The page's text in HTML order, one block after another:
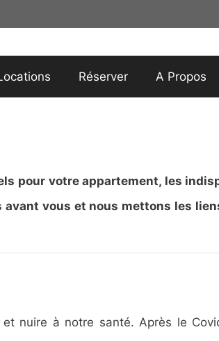
Réserver A Propos
pour votre appartement, les
vous et nous mettons les
nuire à notre santé. Après le